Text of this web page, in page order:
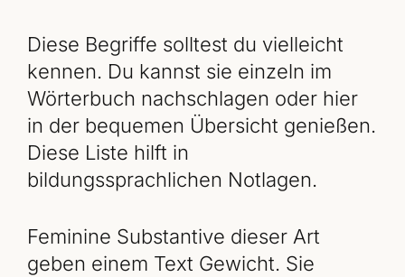
Diese Begriffe solltest du vielleicht
kennen. Du kannst sie einzeln im
Wörterbuch nachschlagen oder hier
in der bequemen Übersicht genießen.
Diese Liste hilft in
bildungssprachlichen Notlagen.
Feminine Substantive dieser Art
geben einem Text Gewicht. Sie